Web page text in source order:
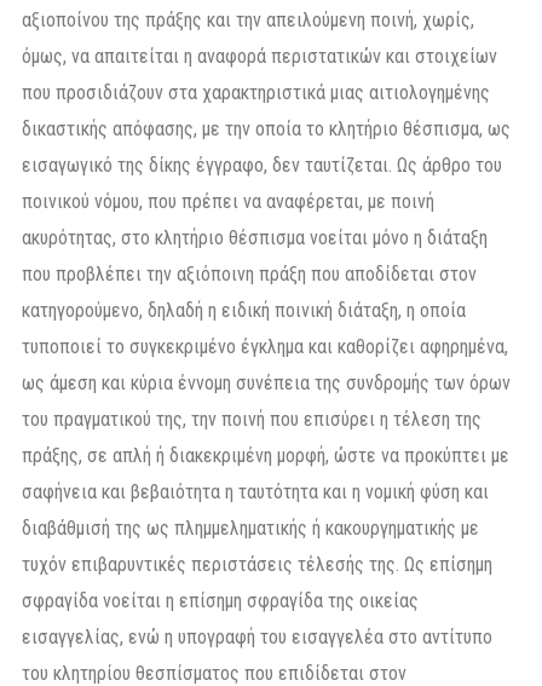
αξιοποίνου της πράξης και την απειλούμενη ποινή, χωρίς,
όμως, να απαιτείται η αναφορά περιστατικών και στοιχείων
που προσιδιάζουν στα χαρακτηριστικά μιας αιτιολογημένης
δικαστικής απόφασης, με την οποία το κλητήριο θέσπισμα, ως
εισαγωγικό της δίκης έγγραφο, δεν ταυτίζεται. Ως άρθρο του
ποινικού νόμου, που πρέπει να αναφέρεται, με ποινή
ακυρότητας, στο κλητήριο θέσπισμα νοείται μόνο η διάταξη
που προβλέπει την αξιόποινη πράξη που αποδίδεται στον
κατηγορούμενο, δηλαδή η ειδική ποινική διάταξη, η οποία
τυποποιεί το συγκεκριμένο έγκλημα και καθορίζει αφηρημένα,
ως άμεση και κύρια έννομη συνέπεια της συνδρομής των όρων
του πραγματικού της, την ποινή που επισύρει η τέλεση της
πράξης, σε απλή ή διακεκριμένη μορφή, ώστε να προκύπτει με
σαφήνεια και βεβαιότητα η ταυτότητα και η νομική φύση και
διαβάθμισή της ως πλημμεληματικής ή κακουργηματικής με
τυχόν επιβαρυντικές περιστάσεις τέλεσής της. Ως επίσημη
σφραγίδα νοείται η επίσημη σφραγίδα της οικείας
εισαγγελίας, ενώ η υπογραφή του εισαγγελέα στο αντίτυπο
του κλητηρίου θεσπίσματος που επιδίδεται στον